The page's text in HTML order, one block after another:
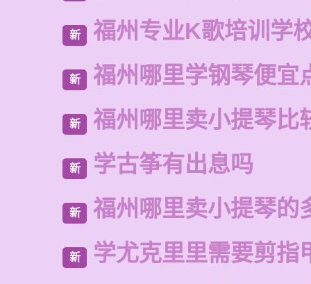
新 福州专业K歌培训学
新 福州哪里学钢琴便宜
新 福州哪里卖小提琴比
新 学古筝有出息吗
新 福州哪里卖小提琴的
新 学尤克里里需要剪指